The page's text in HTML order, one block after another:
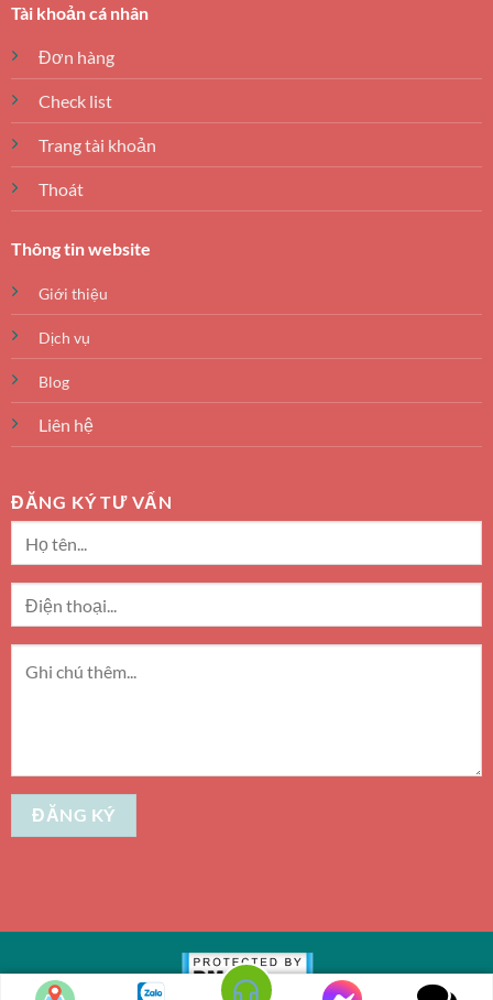
Tài khoản cá nhân
Đơn hàng
Check list
Trang tài khoản
Thoát
Thông tin website
Giới thiệu
Dịch vụ
Blog
Liên hệ
ĐĂNG KÝ TƯ VẤN